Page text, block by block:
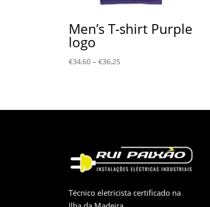
Men’s T-shirt Purple
logo
€34,60 –€36,25
Técnico eletricista certificado na